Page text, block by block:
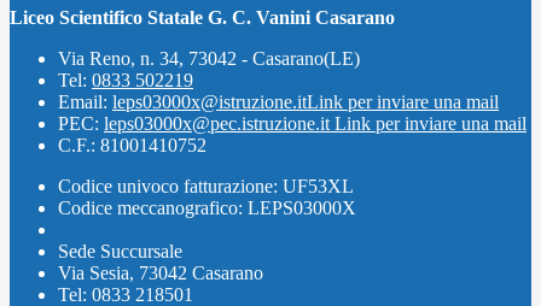
Liceo Scientifico Statale G. C. Vanini Casarano
Via Reno, n. 34, 73042 - Casarano(LE)
Tel: 0833 502219
Email: leps03000x@istruzione.itLink per inviare una mail
PEC: leps03000x@pec.istruzione.it Link per inviare una mail
C.F.: 81001410752
Codice univoco fatturazione: UF53XL
Codice meccanografico: LEPS03000X
Sede Succursale
Via Sesia, 73042 Casarano
Tel: 0833 218501